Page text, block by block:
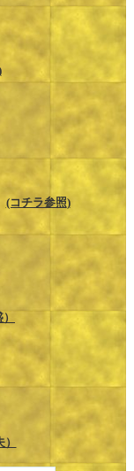
(コチラ参照)